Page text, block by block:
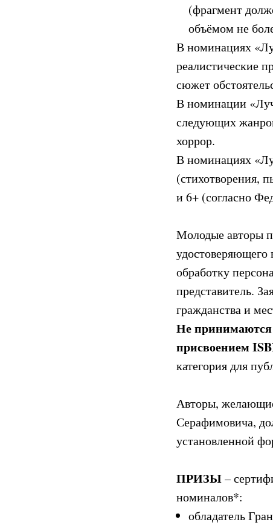
(фрагмент
объёмом не
В номинациях
реалистические
сюжет
В номинации
следующих
хоррор.
В номинациях
(стихотворения,
и 6+ (согласно
Молодые авторы
удостоверяющего
обработку
представитель.
гражданства и
Не принимаются
присвоением
категория для
Авторы,
Серафимовича,
установленной
ПРИЗЫ–
номиналов*:
обладатель